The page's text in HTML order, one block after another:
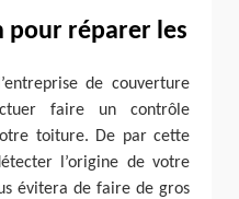
pour réparer les
de couverture
faire un contrôle
toiture. De par cette
l’origine de votre
évitera de faire de gros